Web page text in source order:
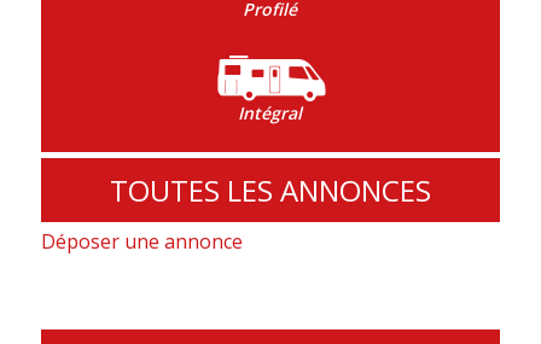
Profilé
Intégral
TOUTES LES ANNONCES
Déposer une annonce